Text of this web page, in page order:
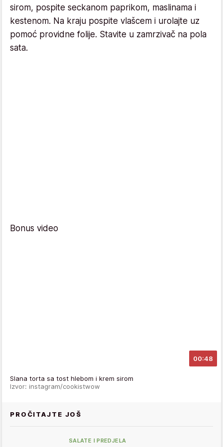
sirom, pospite seckanom paprikom, maslinama i
kestenom. Na kraju pospite vlašcem i urolajte uz
pomoć providne folije. Stavite u zamrzivač na pola
sata.
Bonus video
00:48
Slana torta sa tost hlebom i krem sirom
Izvor: instagram/cookistwow
PROČITAJTE JOŠ
SALATE I PREDJELA